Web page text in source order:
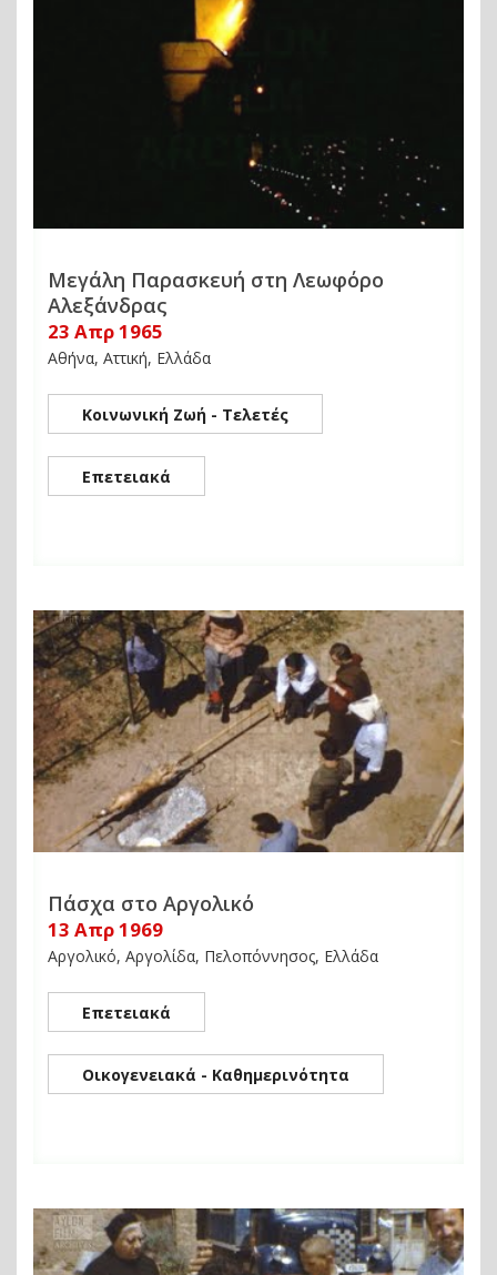
Μεγάλη Παρασκευή στη Λεωφόρο
Αλεξάνδρας
23 Απρ 1965
Αθήνα, Αττική, Ελλάδα
Κοινωνική Ζωή - Τελετές
Επετειακά
Πάσχα στο Αργολικό
13 Απρ 1969
Αργολικό, Αργολίδα, Πελοπόννησος, Ελλάδα
Επετειακά
Οικογενειακά - Καθημερινότητα